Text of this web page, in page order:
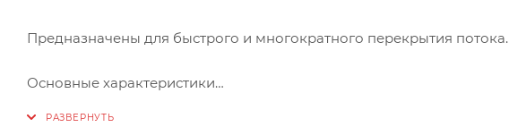
Предназначены для быстрого и многократного перекрытия потока.
Основные характеристики